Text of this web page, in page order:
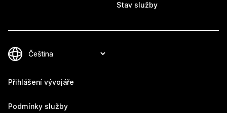
Stav služby
Přihlášení vývojáře
Podmínky služby